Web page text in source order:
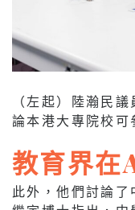
（左起）陸瀚民
論本港大專院校可
教育界在
此外，他們討論